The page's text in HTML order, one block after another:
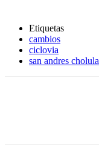
Etiquetas
cambios
ciclovia
san andres cholula